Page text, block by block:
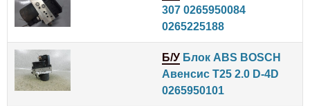
307 0265950084
0265225188
Б/У Блок ABS BOSCH
Авенсис T25 2.0 D-4D
0265950101